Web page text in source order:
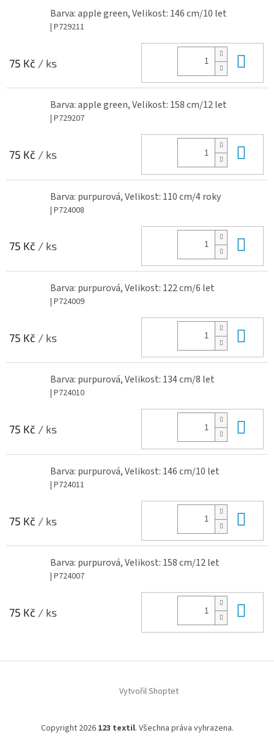
Barva: apple green, Velikost: 146 cm/10 let
| P729211
75 Kč / ks
Barva: apple green, Velikost: 158 cm/12 let
| P729207
75 Kč / ks
Barva: purpurová, Velikost: 110 cm/4 roky
| P724008
75 Kč / ks
Barva: purpurová, Velikost: 122 cm/6 let
| P724009
75 Kč / ks
Barva: purpurová, Velikost: 134 cm/8 let
| P724010
75 Kč / ks
Barva: purpurová, Velikost: 146 cm/10 let
| P724011
75 Kč / ks
Barva: purpurová, Velikost: 158 cm/12 let
| P724007
75 Kč / ks
Vytvořil Shoptet
Copyright 2026 123 textil. Všechna práva vyhrazena.